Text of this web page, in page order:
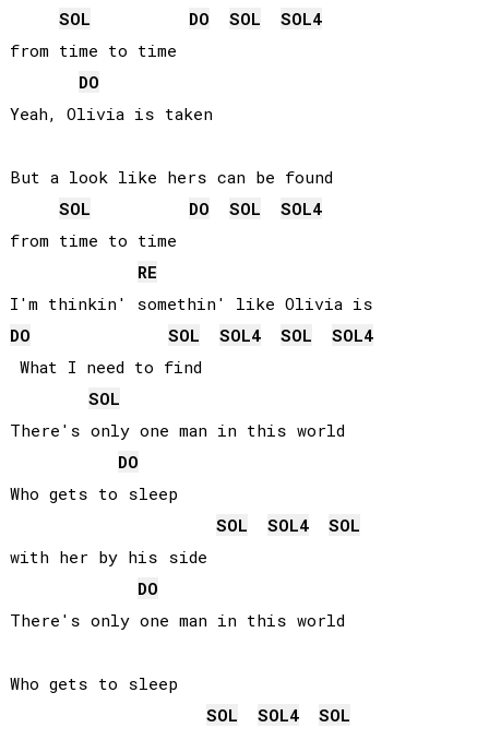
SOL
DO SOL SOL4
from time to time
DO
Yeah, Olivia is taken
But a look like hers can be found
SOL
DO SOL SOL4
from time to time
RE
DO
SOL SOL4 SOL SOL4
What I need to find
SOL
There's only one man in this world
DO
Who gets to sleep
SOL
SOL4
SOL
with her by his side
DO
There's only one man in this world
Who gets to sleep
SOL
SOL4
SOL